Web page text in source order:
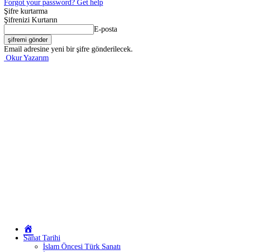
Forgot your password? Get help
Şifre kurtarma
Şifrenizi Kurtarın
E-posta
Email adresine yeni bir şifre gönderilecek.
Okur Yazarım
Yazarım
Sanat Tarihi
İslam Öncesi Türk Sanatı